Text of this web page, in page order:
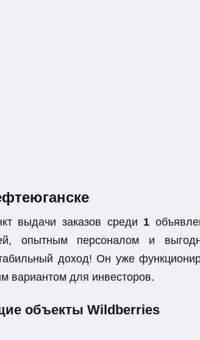
выдачи заказов среди 1
опытным персоналом и
доход! Он уже
вариантом для инвесторов.
объекты Wildberries